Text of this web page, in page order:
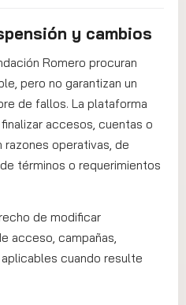
y cambios
Romero procuran
pero no garantizan un
de fallos. La plataforma
accesos, cuentas o
operativas, de
términos o requerimientos
de modificar
acceso, campañas,
cuando resulte